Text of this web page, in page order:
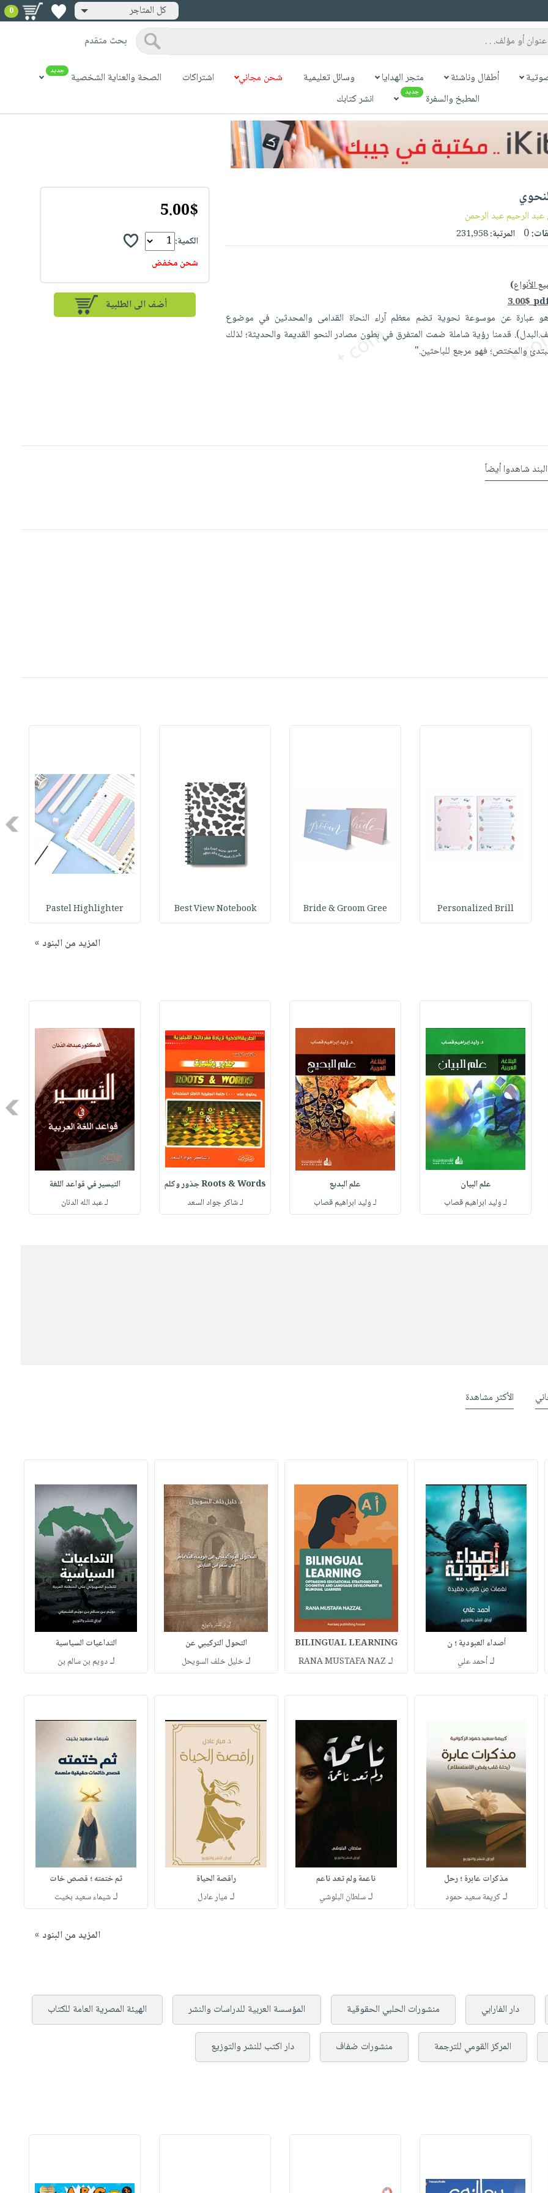
كل المتاجر 0
بحث متقدم
أطفال وناشئة متجر الهدايا وسائل تعليمية شحن مجاني اشتراكات الصحة والعناية الشخصية جديد
المطبخ والسفرة جديد انشر كتابك
عبد الرحيم عبد الرحمن
0 المرتبة:231,958
الأنواع)
3.00$
عبارة عن موسوعة نحوية تضم معظم آراء النحاة القدامى والمحدثين في موضوع
قدمنا رؤية شاملة ضمت المتفرق في بطون مصادر النحو القديمة والحديثة؛ لذلك
والمختص؛ فهو مرجع للباحثين."
5.00$
الكمية:
شحن مخفض
أضف الى الطلبية
شاهدوا أيضاً
Personalized Brill
Bride & Groom Gree
Best View Notebook
Pastel Highlighter
المزيد من البنود »
علم البيان
لـ وليد ابراهيم قصاب
علم البديع
لـ وليد ابراهيم قصاب
Roots & Words جذور وكلم
لـ شاكر جواد السعد
التيسير في قواعد اللغة
لـ عبد الله الدنان
الأكثر مشاهدة
أصداء العبودية ؛ ن
لـأحمد علي
BILINGUAL LEARNING
لـ RANA MUSTAFA NAZ
التحول التركيبي عن
لـخليل خلف السويحل
التداعيات السياسية
لـدويم بن سالم بن
مذكرات عابرة ؛ رحل
لـكريمة سعيد حمود
ناعمة ولم تعد ناعم
لـسلطان البلوشي
راقصة الحياة
لـ ميار عادل
ثم ختمته ؛ قصص خات
لـشيماء سعيد بخيت
المزيد من البنود »
دار الفارابي منشورات الحلبي الحقوقية المؤسسة العربية للدراسات والنشر الهيئة المصرية العامة للكتاب
المركز القومي للترجمة منشورات ضفاف دار اكتب للنشر والتوزيع